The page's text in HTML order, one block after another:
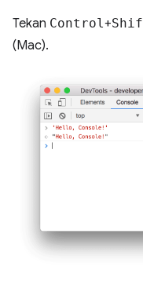
Tekan Control+
(Mac).